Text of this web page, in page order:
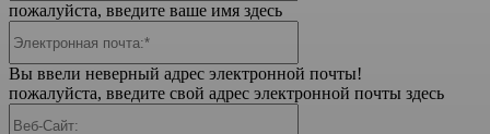
пожалуйста, введите ваше имя здесь
Вы ввели неверный адрес электронной почты!
пожалуйста, введите свой адрес электронной почты здесь